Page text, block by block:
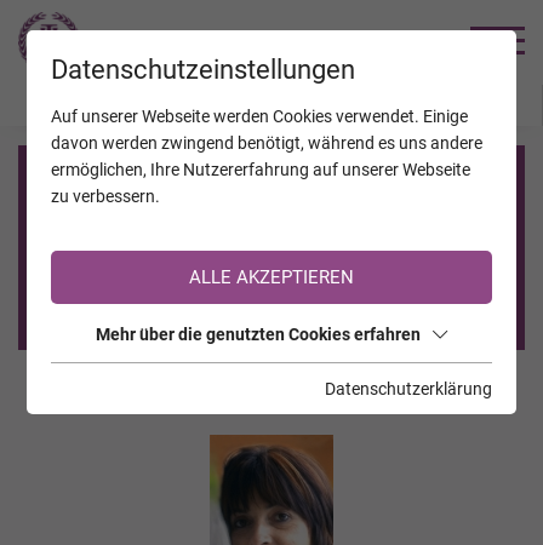
Registrierung auf TrauerHilfe.it
Sie sind noch nicht auf TrauerHilfe.it registriert?
>> zur kostenlosen Registrierung <<
Datenschutzeinstellungen
Auf unserer Webseite werden Cookies verwendet. Einige
davon werden zwingend benötigt, während es uns andere
ermöglichen, Ihre Nutzererfahrung auf unserer Webseite
zu verbessern.
ALLE AKZEPTIEREN
Mehr über die genutzten Cookies erfahren
Datenschutzerklärung
JAHRESTAGE KALENDER VERSTORBENE